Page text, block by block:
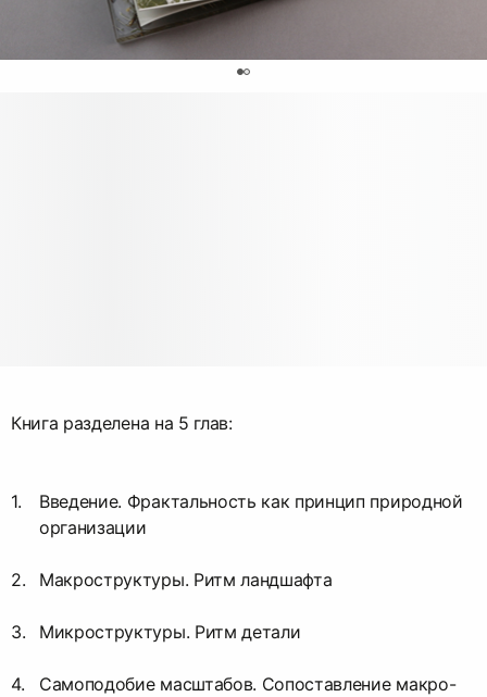
Книга разделена на 5 глав:
Введение. Фрактальность как принцип природной
организации
Макроструктуры. Ритм ландшафта
Микроструктуры. Ритм детали
Самоподобие масштабов. Сопоставление макро-